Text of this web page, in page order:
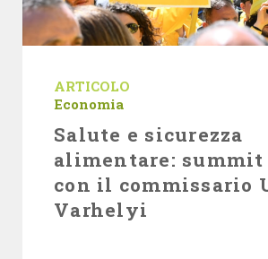
ARTICOLO
Economia
Salute e sicurezza
alimentare: summit
con il commissario
Varhelyi